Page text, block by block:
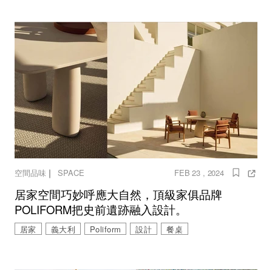
空間品味 ｜SPACE FEB 23 , 2024
居家空間巧妙呼應大自然，頂級家俱品牌
POLIFORM把史前遺跡融入設計。
居家 義大利 Poliform 設計 餐桌